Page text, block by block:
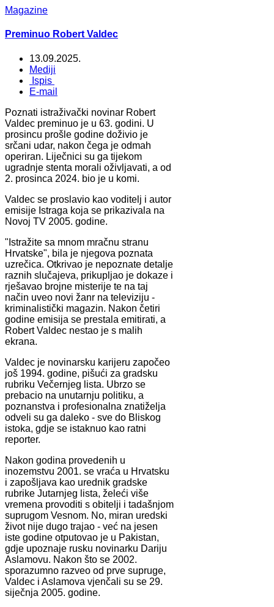
Magazine
Preminuo Robert Valdec
13.09.2025.
Mediji
Ispis
E-mail
Poznati istraživački novinar Robert
Valdec preminuo je u 63. godini. U
prosincu prošle godine doživio je
srčani udar, nakon čega je odmah
operiran. Liječnici su ga tijekom
ugradnje stenta morali oživljavati, a od
2. prosinca 2024. bio je u komi.
Valdec se proslavio kao voditelj i autor
emisije Istraga koja se prikazivala na
Novoj TV 2005. godine.
"Istražite sa mnom mračnu stranu
Hrvatske", bila je njegova poznata
uzrečica. Otkrivao je nepoznate detalje
raznih slučajeva, prikupljao je dokaze i
rješavao brojne misterije te na taj
način uveo novi žanr na televiziju -
kriminalistički magazin. Nakon četiri
godine emisija se prestala emitirati, a
Robert Valdec nestao je s malih
ekrana.
Valdec je novinarsku karijeru započeo
još 1994. godine, pišući za gradsku
rubriku Večernjeg lista. Ubrzo se
prebacio na unutarnju politiku, a
poznanstva i profesionalna znatiželja
odveli su ga daleko - sve do Bliskog
istoka, gdje se istaknuo kao ratni
reporter.
Nakon godina provedenih u
inozemstvu 2001. se vraća u Hrvatsku
i zapošljava kao urednik gradske
rubrike Jutarnjeg lista, želeći više
vremena provoditi s obitelji i tadašnjom
suprugom Vesnom. No, miran uredski
život nije dugo trajao - već na jesen
iste godine otputovao je u Pakistan,
gdje upoznaje rusku novinarku Dariju
Aslamovu. Nakon što se 2002.
sporazumno razveo od prve supruge,
Valdec i Aslamova vjenčali su se 29.
siječnja 2005. godine.